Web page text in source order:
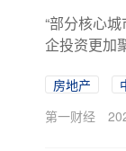
“部分核心
企投资更加
房地产
第一财经